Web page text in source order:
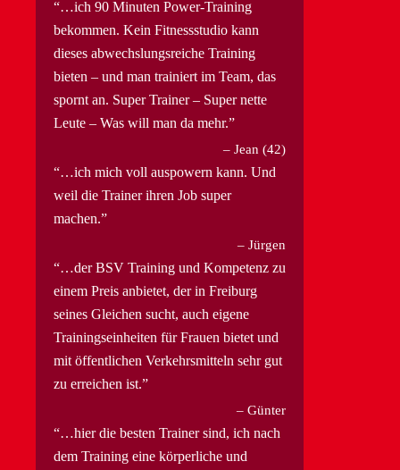
…ich 90 Minuten Power-Training
bekommen. Kein Fitnessstudio kann
dieses abwechslungsreiche Training
bieten – und man trainiert im Team, das
spornt an. Super Trainer – Super nette
Leute – Was will man da mehr.
Jean (42)
…ich mich voll auspowern kann. Und
weil die Trainer ihren Job super
machen.
Jürgen
…der BSV Training und Kompetenz zu
einem Preis anbietet, der in Freiburg
seines Gleichen sucht, auch eigene
Trainingseinheiten für Frauen bietet und
mit öffentlichen Verkehrsmitteln sehr gut
zu erreichen ist.
Günter
…hier die besten Trainer sind, ich nach
dem Training eine körperliche und